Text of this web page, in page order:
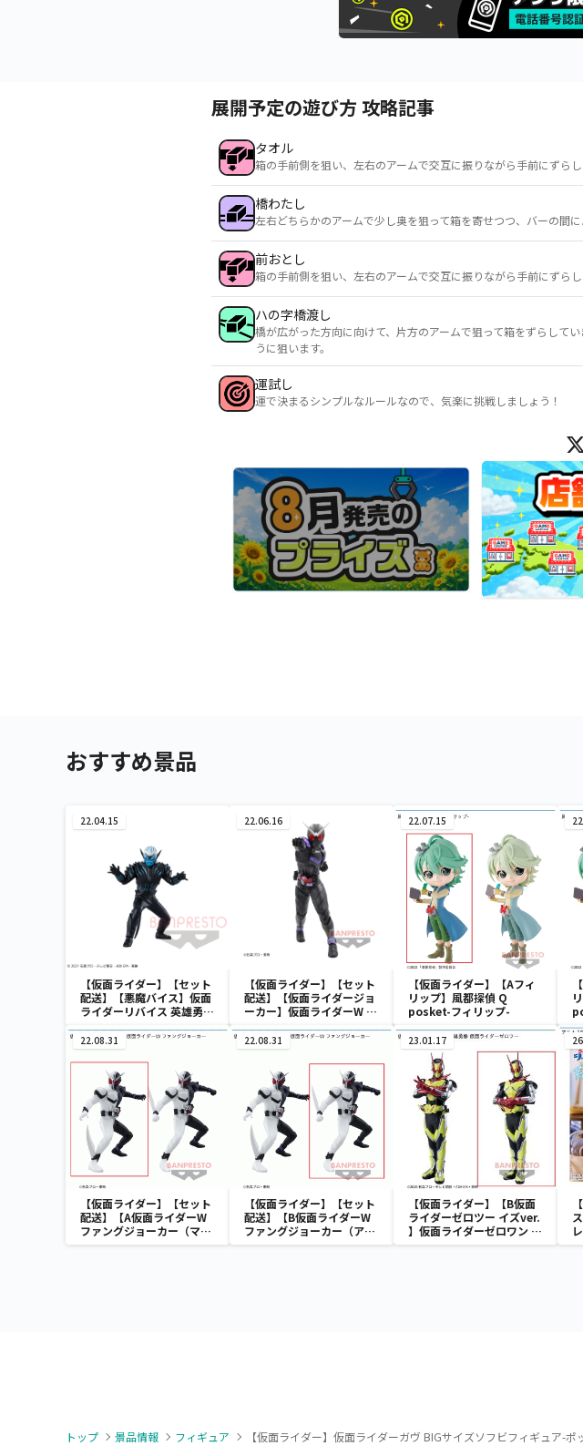
展開予定の遊び方 攻略記事
タオル
箱の手前側を狙い、左右のアームで交互に振りながら手前にずらし
橋わたし
左右どちらかのアームで少し奥を狙って箱を寄せつつ、バーの間
前おとし
箱の手前側を狙い、左右のアームで交互に振りながら手前にずらし
ハの字橋渡し
橋が広がった方向に向けて、片方のアームで狙って箱をずらして
うに狙います。
運試し
運で決まるシンプルなルールなので、気楽に挑戦しましょう！
おすすめ景品
22.04.15
【仮面ライダー】【セット
配送】【悪魔バイス】仮面
ライダーリバイス 英雄勇像
22.06.16
【仮面ライダー】【セット
配送】【仮面ライダージョ
ーカー】仮面ライダーW 英
カー
22.07.15
【仮面ライダー】【Aフィ
リップ】風都探偵 Q
posket-フィリップ-
22.08.31
【仮面ライダー】【セット
配送】【A仮面ライダーW
ファングジョーカー（マキ
シマムセイバーver.)】仮面
22.08.31
【仮面ライダー】【セット
配送】【B仮面ライダーW
ファングジョーカー（アー
ムセイバーver.)】仮面ライ
23.01.17
【仮面ライダー】【B仮面
ライダーゼロツー イズver.
】仮面ライダーゼロワン 英
雄勇像 仮面ライダーゼロツ
トップ 景品情報 フィギュア 【仮面ライダー】仮面ライダーガヴ BIGサイズソフビフィギュア-ポ